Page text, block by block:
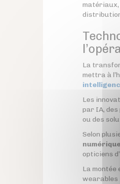
matériaux,
La
mettra à
Les
par IA,
ou des
Selon
opticiens
La montée
wearables